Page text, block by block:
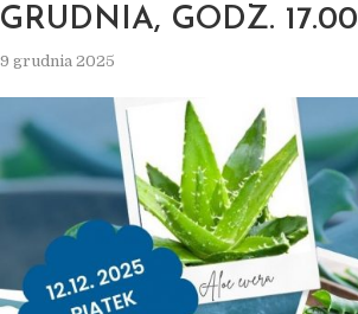
GRUDNIA, GODZ. 17.00
9 grudnia 2025